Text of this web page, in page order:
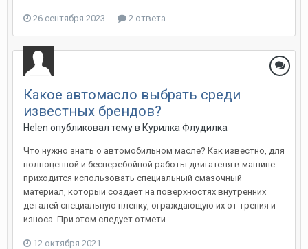
26 сентября 2023 2 ответа
Какое автомасло выбрать среди
известных брендов?
Helen опубликовал тему в Курилка Флудилка
Что нужно знать о автомобильном масле? Как известно, для
полноценной и бесперебойной работы двигателя в машине
приходится использовать специальный смазочный
материал, который создает на поверхностях внутренних
деталей специальную пленку, ограждающую их от трения и
износа. При этом следует отмети...
12 октября 2021